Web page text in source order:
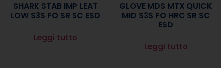
SHARK STAB IMP LEAT
LOW S3S FO SR SC ESD
Leggi tutto
GLOVE MDS MTX QUICK
MID S3S FO HRO SR SC
ESD
Leggi tutto